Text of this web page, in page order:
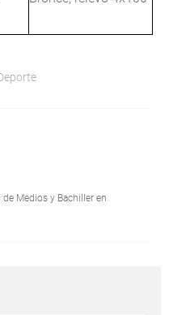
Medios y Bachiller en